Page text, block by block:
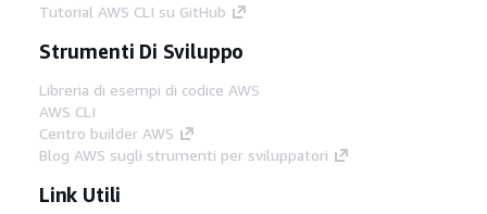
Tutorial AWS CLI su GitHub
Strumenti Di Sviluppo
Libreria di esempi di codice AWS
AWS CLI
Centro builder AWS
Blog AWS sugli strumenti per sviluppatori
Link Utili